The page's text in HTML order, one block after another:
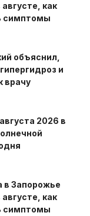
как
симптомы
объяснил,
и
врачу
2026 в
в Запорожье
как
симптомы